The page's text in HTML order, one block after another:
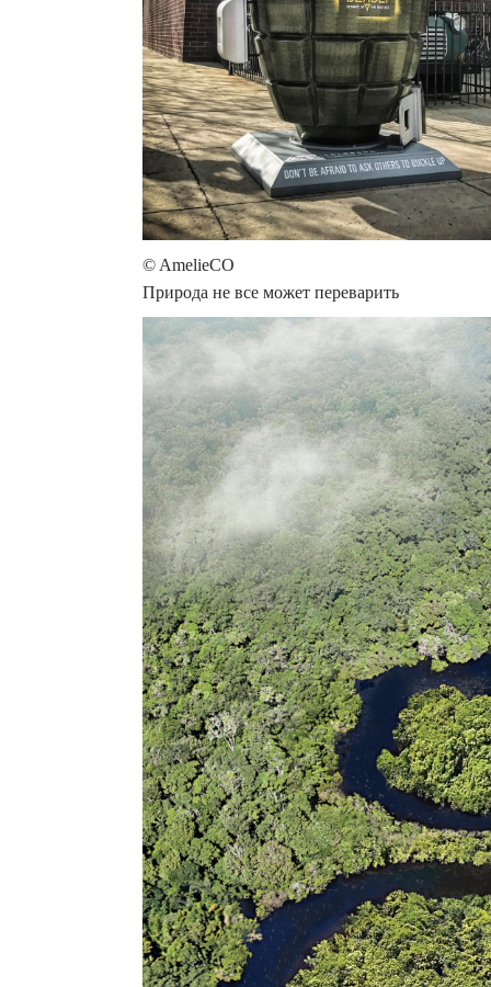
© AmelieCO
Природа не все может переварить